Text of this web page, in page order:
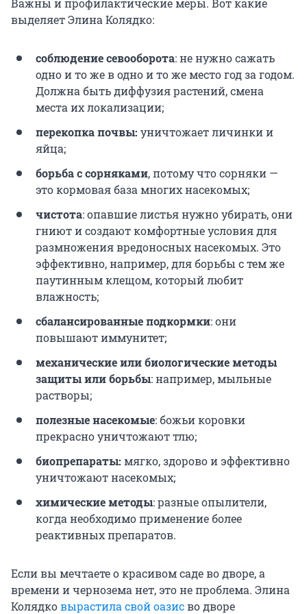
Важны и профилактические меры. Вот какие
выделяет Элина Колядко:
соблюдение севооборота: не нужно сажать
одно и то же в одно и то же место год за годом.
Должна быть диффузия растений, смена
места их локализации;
перекопка почвы: уничтожает личинки и
яйца;
борьба с сорняками, потому что сорняки —
это кормовая база многих насекомых;
чистота: опавшие листья нужно убирать, они
гниют и создают комфортные условия для
размножения вредоносных насекомых. Это
эффективно, например, для борьбы с тем же
паутинным клещом, который любит
влажность;
сбалансированные подкормки: они
повышают иммунитет;
механические или биологические методы
защиты или борьбы: например, мыльные
растворы;
полезные насекомые: божьи коровки
прекрасно уничтожают тлю;
биопрепараты: мягко, здорово и эффективно
уничтожают насекомых;
химические методы: разные опылители,
когда необходимо применение более
реактивных препаратов.
Если вы мечтаете о красивом саде во дворе, а
времени и чернозема нет, это не проблема. Элина
Колядковырастила свой оазисво дворе